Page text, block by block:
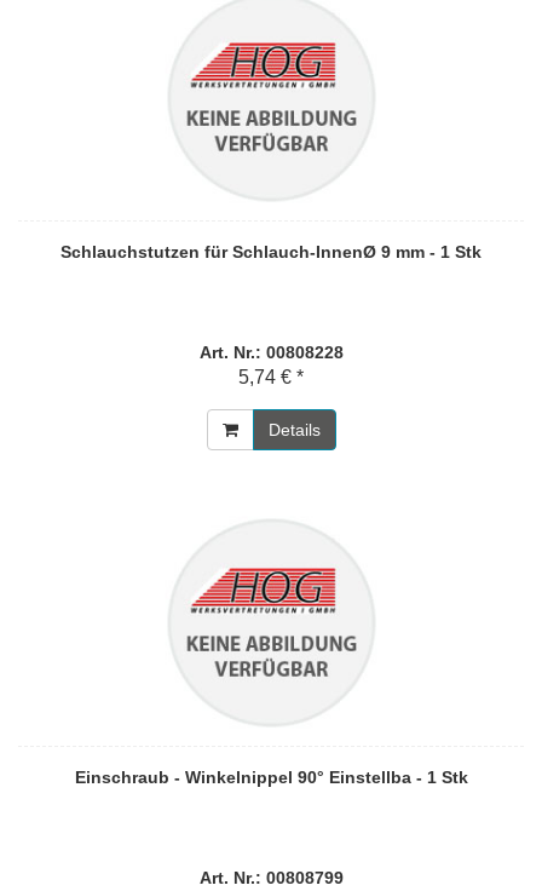
Schlauchstutzen für Schlauch-InnenØ 9 mm - 1 Stk
Art. Nr.: 00808228
5,74 € *
Details
Einschraub - Winkelnippel 90° Einstellba - 1 Stk
Art. Nr.: 00808799